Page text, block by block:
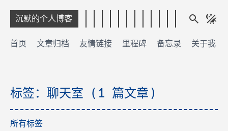
沉默的个人博客
首页 文章归档 友情链接 里程碑 备忘录 关于我
标签：聊天室 (1 篇文章)
所有标签